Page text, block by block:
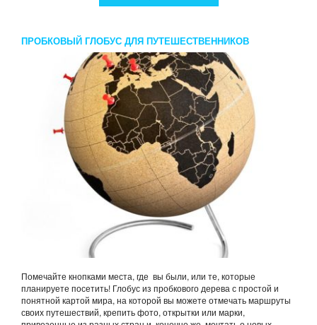
ПРОБКОВЫЙ ГЛОБУС ДЛЯ ПУТЕШЕСТВЕННИКОВ
Помечайте кнопками места, где вы были, или те, которые
планируете посетить! Глобус из пробкового дерева с простой и
понятной картой мира, на которой вы можете отмечать маршруты
своих путешествий, крепить фото, открытки или марки,